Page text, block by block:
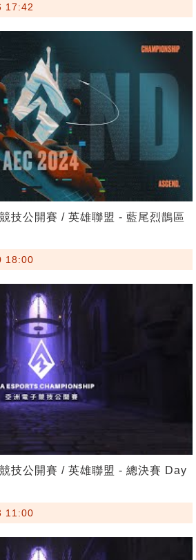
17:42
技公開賽 / 英雄聯盟 - 藍尾烈鵲區
18:00
技公開賽 / 英雄聯盟 - 總決賽 Day
11:00